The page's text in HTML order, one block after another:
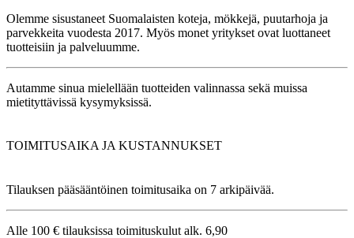
Olemme sisustaneet Suomalaisten koteja, mökkejä, puutarhoja ja
parvekkeita vuodesta 2017. Myös monet yritykset ovat luottaneet
tuotteisiin ja palveluumme.
Autamme sinua mielellään tuotteiden valinnassa sekä muissa
mietityttävissä kysymyksissä.
TOIMITUSAIKA JA KUSTANNUKSET
Tilauksen pääsääntöinen toimitusaika on 7 arkipäivää.
Alle 100 € tilauksissa toimituskulut alk. 6,90